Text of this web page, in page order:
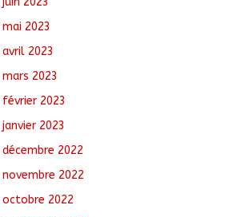
mai 2023
avril 2023
mars 2023
février 2023
janvier 2023
décembre 2022
novembre 2022
octobre 2022